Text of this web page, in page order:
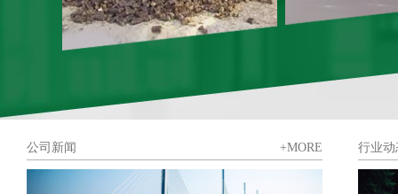
公司新闻 +MORE 行业动